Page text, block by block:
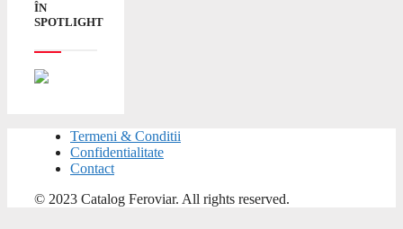
ÎN
SPOTLIGHT
Termeni & Conditii
Confidentialitate
Contact
© 2023 Catalog Feroviar. All rights reserved.